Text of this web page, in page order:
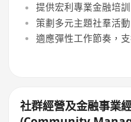
提供宏利專業金融培
策劃多元主題社羣活
適應彈性工作節奏，
社群經營及金融事業